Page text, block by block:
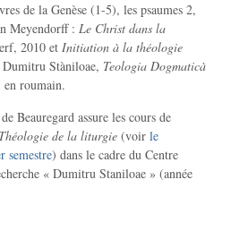
de la Genèse (1-5), les psaumes 2,
Meyendorff : Le Christ dans la
2010 et Initiation à la théologie
Stàniloae, Teologia Dogmaticà
roumain.
Beauregard assure les cours de
Théologie de la liturgie(voir le
semestre) dans le cadre du Centre
« Dumitru Staniloae » (année